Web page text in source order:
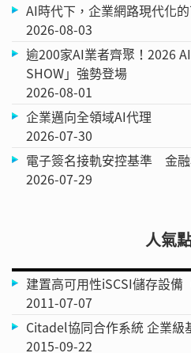
AI時代下，企業網路現代化
2026-08-03
逾200家AI業者齊聚！2026
SHOW」強勢登場
2026-08-01
企業邁向全領域AI代理
2026-07-30
電子簽名接軌安控基準 金
2026-07-29
人氣
建置高可用性iSCSI儲存設備
2011-07-07
Citadel協同合作系統 企業級
2015-09-22